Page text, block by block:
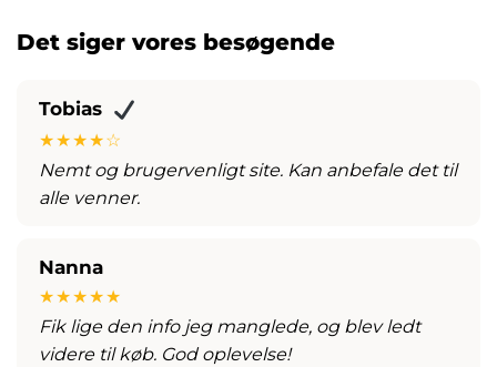
Det siger vores besøgende
Tobias
★★★★☆
Nemt og brugervenligt site. Kan anbefale det til
alle venner.
Nanna
★★★★★
Fik lige den info jeg manglede, og blev ledt
videre til køb. God oplevelse!